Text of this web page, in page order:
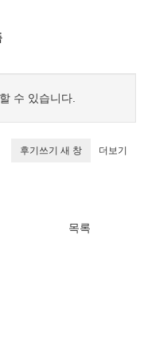
수 있습니다.
후기쓰기 새 창 더보기
목록